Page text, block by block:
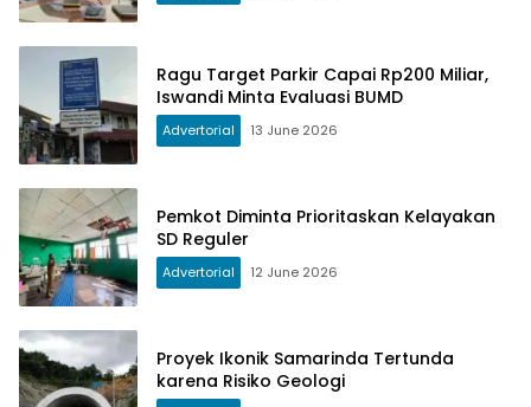
Ragu Target Parkir Capai Rp200 Miliar,
Iswandi Minta Evaluasi BUMD
Advertorial 13 June 2026
Pemkot Diminta Prioritaskan Kelayakan
SD Reguler
Advertorial 12 June 2026
Proyek Ikonik Samarinda Tertunda
karena Risiko Geologi